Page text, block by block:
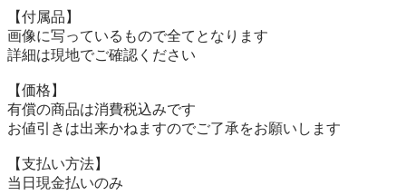
【付属品】
画像に写っているもので全てとなります
詳細は現地でご確認ください
【価格】
有償の商品は消費税込みです
お値引きは出来かねますのでご了承をお願いします
【⽀払い⽅法】
当⽇現⾦払いのみ